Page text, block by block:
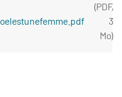
(PDF,
3
Mo)